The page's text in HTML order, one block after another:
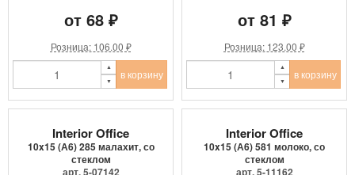
от 68 ₽
Розница: 106.00 ₽
в корзину
от 81 ₽
Розница: 123.00 ₽
в корзину
Interior Office
10x15 (А6) 285 малахит, со
стеклом
арт. 5-07142
Interior Office
10x15 (А6) 581 молоко, со
стеклом
арт. 5-11162